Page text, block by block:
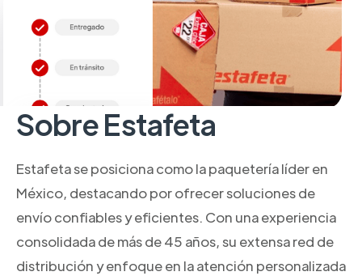
Sobre Estafeta
Estafeta se posiciona como la paquetería líder en
México, destacando por ofrecer soluciones de
envío confiables y eficientes. Con una experiencia
consolidada de más de 45 años, su extensa red de
distribución y enfoque en la atención personalizada